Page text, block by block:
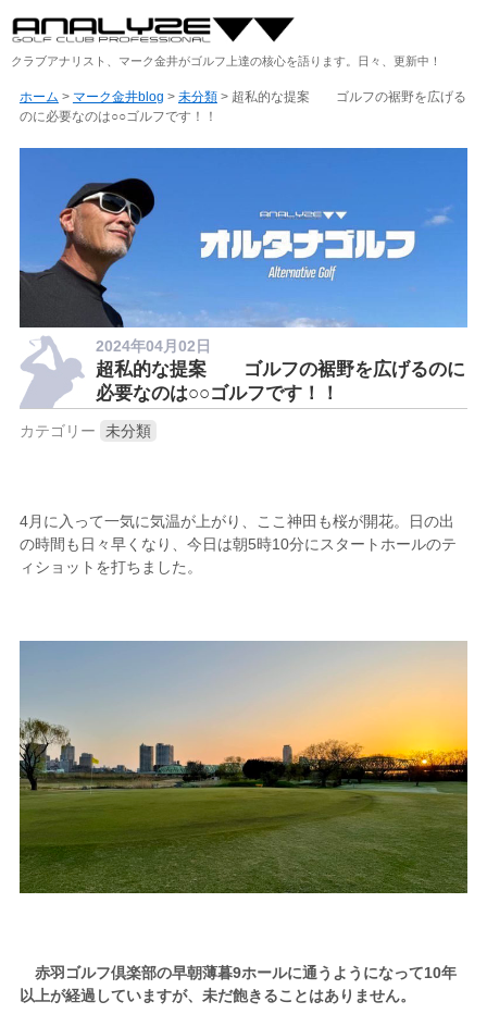
クラブアナリスト、マーク金井がゴルフ上達の核心を語ります。日々、更新中！
ホーム > マーク金井blog > 未分類> 超私的な提案 ゴルフの裾野を広げる
のに必要なのは○○ゴルフです！！
2024年04月02日
超私的な提案 ゴルフの裾野を広げるのに
必要なのは○○ゴルフです！！
カテゴリー 未分類
4月に入って一気に気温が上がり、ここ神田も桜が開花。日の出
の時間も日々早くなり、今日は朝5時10分にスタートホールのテ
ィショットを打ちました。
赤羽ゴルフ倶楽部の早朝薄暮9ホールに通うようになって10年
以上が経過していますが、未だ飽きることはありません。